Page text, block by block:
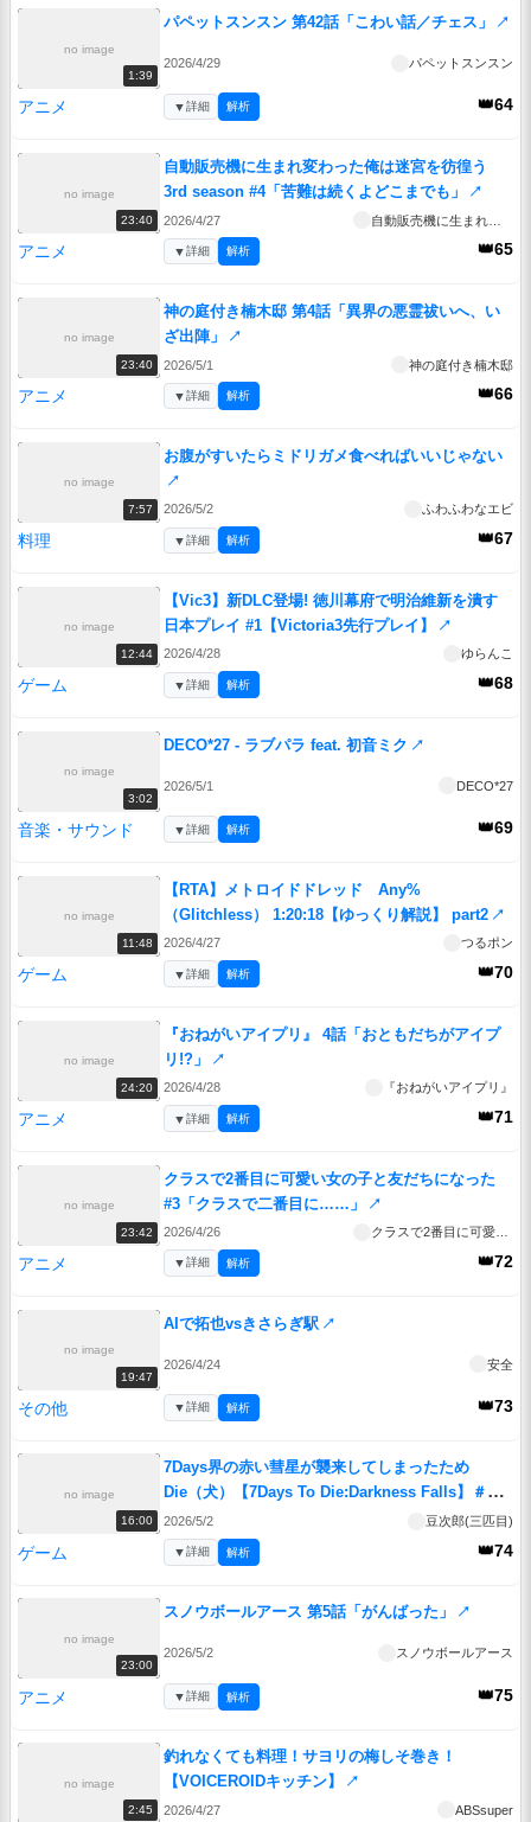
no image
1:39
パペットスンスン 第42話「こわい話／チェス」 ↗
2026/4/29 パペットスンスン
アニメ 👑64
▼詳細 解析
no image
23:40
自動販売機に生まれ変わった俺は迷宮を彷徨う
3rd season #4「苦難は続くよどこまでも」
↗
2026/4/27
アニメ 👑65
▼詳細 解析
no image
23:40
神の庭付き楠木邸 第4話「異界の悪霊祓いへ、い
ざ出陣」
↗
2026/5/1 神の庭付き楠木邸
アニメ 👑66
▼詳細 解析
no image
7:57
お腹がすいたらミドリガメ食べればいいじゃない
↗
2026/5/2 ふわふわなエビ
料理 👑67
▼詳細 解析
no image
12:44
【Vic3】新DLC登場! 徳川幕府で明治維新を潰す
日本プレイ #1【Victoria3先行プレイ】
↗
2026/4/28 ゆらんこ
ゲーム 👑68
▼詳細 解析
no image
3:02
DECO*27 - ラブパラ feat. 初音ミク ↗
2026/5/1 DECO*27
音楽・サウンド 👑69
▼詳細 解析
no image
11:48
【RTA】メトロイドドレッド Any%
（Glitchless） 1:20:18【ゆっくり解説】 part2 ↗
2026/4/27 つるポン
ゲーム 👑70
▼詳細 解析
no image
24:20
『おねがいアイプリ』 4話「おともだちがアイプ
リ!?」
↗
2026/4/28 『おねがいアイプリ』
アニメ 👑71
▼詳細 解析
no image
23:42
クラスで2番目に可愛い女の子と友だちになった
#3「クラスで二番目に……」
↗
2026/4/26
アニメ 👑72
▼詳細 解析
no image
19:47
AIで拓也vsきさらぎ駅 ↗
2026/4/24 安全
その他 👑73
▼詳細 解析
no image
16:00
7Days界の赤い彗星が襲来してしまったため
Die（犬）【7Days To Die:Darkness Falls】＃
27↗
2026/5/2 豆次郎(三匹目)
ゲーム 👑74
▼詳細 解析
no image
23:00
スノウボールアース 第5話「がんばった」 ↗
2026/5/2 スノウボールアース
アニメ 👑75
▼詳細 解析
no image
2:45
釣れなくても料理！サヨリの梅しそ巻き！
【VOICEROIDキッチン】
↗
2026/4/27 ABSsuper